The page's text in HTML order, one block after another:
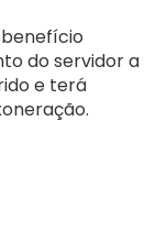
do servidor a
e terá